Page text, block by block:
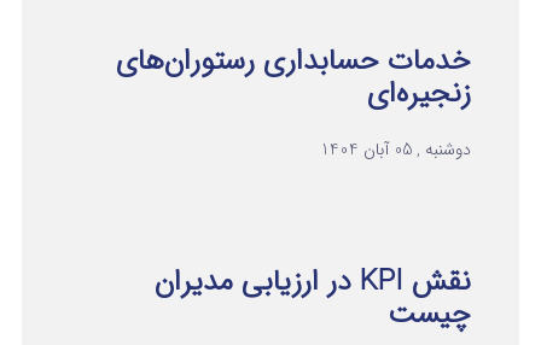
خدمات حسابداری رستوران‌های
زنجیره‌ای
دوشنبه , 05 آبان 1404
نقش KPI در ارزیابی مدیران
چیست